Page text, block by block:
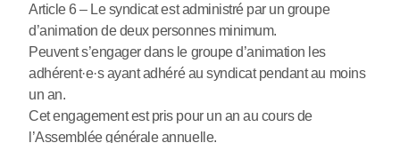
Article 6 – Le syndicat est administré par un groupe
d’animation de deux personnes minimum.
Peuvent s’engager dans le groupe d’animation les
adhérent·e·s ayant adhéré au syndicat pendant au moins
un an.
Cet engagement est pris pour un an au cours de
l’Assemblée générale annuelle.